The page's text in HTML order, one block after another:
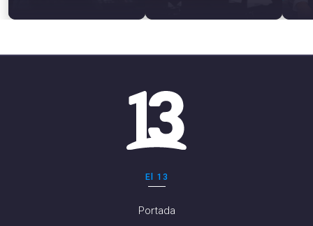
El 13
Portada